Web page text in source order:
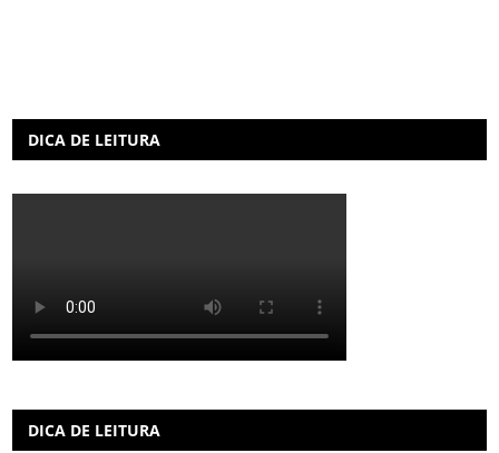
DICA DE LEITURA
DICA DE LEITURA